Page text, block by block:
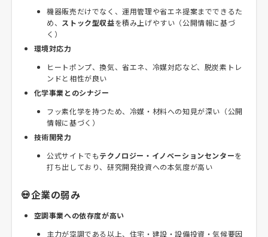
機器販売だけでなく、運用管理や省エネ提案までできるた
め、 ストック型収益を積み上げやすい（公開情報に基づ
く）
環境対応力
ヒートポンプ、換気、省エネ、冷媒対応など、脱炭素トレ
ンドと相性が良い
化学事業とのシナジー
フッ素化学を持つため、冷媒・材料への知見が深い（公開
情報に基づく）
技術開発力
公式サイトでもテクノロジー・イノベーションセンターを
打ち出しており、研究開発投資への本気度が高い
💀企業の弱み
空調事業への依存度が高い
主力が空調である以上、住宅・建設・設備投資・気候要因